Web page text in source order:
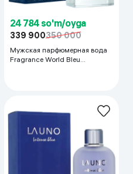
24 784 so'm/oyga
339 900350 000
Мужская парфюмерная вода
Fragrance World Bleu